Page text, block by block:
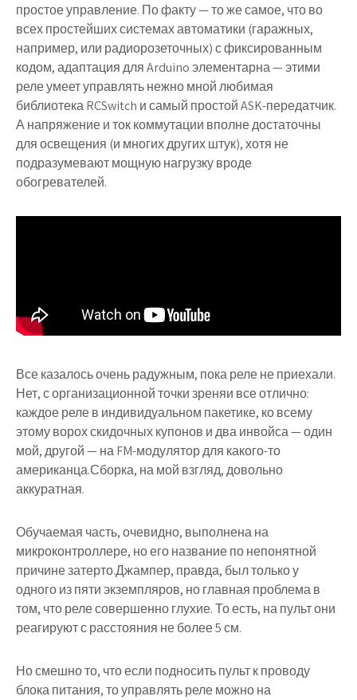
простое управление. По факту — то же самое, что во
всех простейших системах автоматики (гаражных,
например, или радиорозеточных) с фиксированным
кодом, адаптация для Arduino элементарна — этими
реле умеет управлять нежно мной любимая
библиотека RCSwitch и самый простой ASK-передатчик.
А напряжение и ток коммутации вполне достаточны
для освещения (и многих других штук), хотя не
подразумевают мощную нагрузку вроде
обогревателей.
Все казалось очень радужным, пока реле не приехали.
Нет, с организационной точки зреняи все отлично:
каждое реле в индивидуальном пакетике, ко всему
этому ворох скидочных купонов и два инвойса — один
мой, другой — на FM-модулятор для какого-то
американца.Сборка, на мой взгляд, довольно
аккуратная.
Обучаемая часть, очевидно, выполнена на
микроконтроллере, но его название по непонятной
причине затерто.Джампер, правда, был только у
одного из пяти экземпляров, но главная проблема в
том, что реле совершенно глухие. То есть, на пульт они
реагируют с расстояния не более 5 см.
Но смешно то, что если подносить пульт к проводу
блока питания, то управлять реле можно на